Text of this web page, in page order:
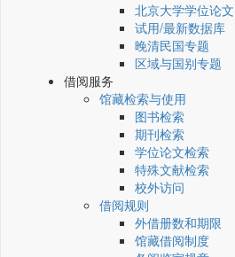
北京大学学位论文
试用/最新数据库
晚清民国专题
区域与国别专题
借阅服务
馆藏检索与使用
图书检索
期刊检索
学位论文检索
特殊文献检索
校外访问
借阅规则
外借册数和期限
馆藏借阅制度